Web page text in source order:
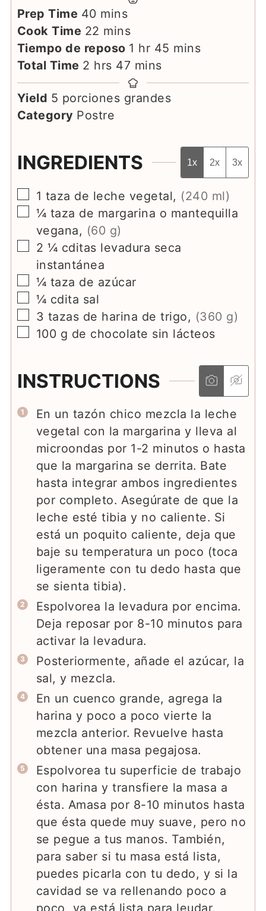
Prep Time 40minutes
mins
Cook Time 22 minutes
mins
Tiempo de reposo 1 hour
hr 45 minutes
mins
Total Time 2 hours
hrs 47minutes
mins
Yield 5 porciones grandes
Category Postre
INGREDIENTS 1x 2x 3x
▢
1 taza de leche vegetal, (240 ml)
▢
¼ taza de margarina o mantequilla
vegana, (60 g)
▢
2 ¼ cditas levadura seca
instantánea
▢
¼ taza de azúcar
▢
¼ cdita sal
▢
3 tazas de harina de trigo, (360 g)
▢
100 g de chocolate sin lácteos
INSTRUCTIONS
En un tazón chico mezcla la leche
vegetal con la margarina y lleva al
microondas por 1-2 minutos o hasta
que la margarina se derrita. Bate
hasta integrar ambos ingredientes
por completo. Asegúrate de que la
leche esté tibia y no caliente. Si
está un poquito caliente, deja que
baje su temperatura un poco (toca
ligeramente con tu dedo hasta que
se sienta tibia).
Espolvorea la levadura por encima.
Deja reposar por 8-10 minutos para
activar la levadura.
Posteriormente, añade el azúcar, la
sal, y mezcla.
En un cuenco grande, agrega la
harina y poco a poco vierte la
mezcla anterior. Revuelve hasta
obtener una masa pegajosa.
Espolvorea tu superficie de trabajo
con harina y transfiere la masa a
ésta. Amasa por 8-10 minutos hasta
que ésta quede muy suave, pero no
se pegue a tus manos. También,
para saber si tu masa está lista,
puedes picarla con tu dedo, y si la
cavidad se va rellenando poco a